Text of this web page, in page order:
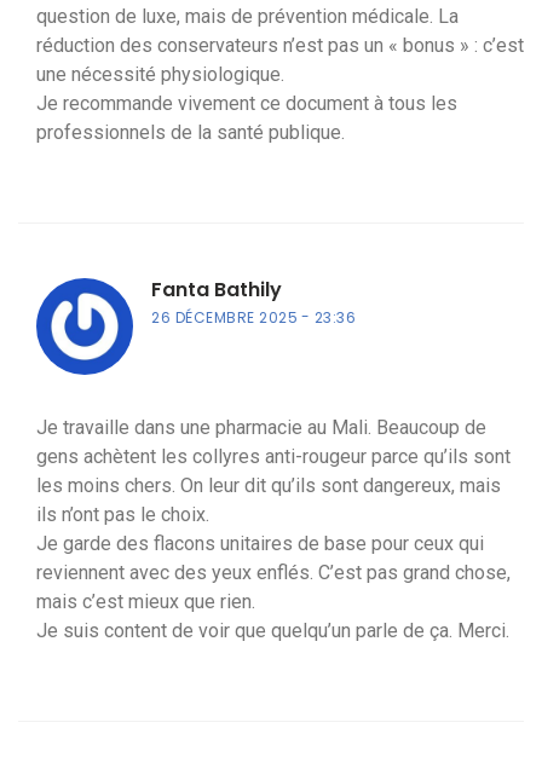
question de luxe, mais de prévention médicale. La
réduction des conservateurs n’est pas un « bonus » : c’est
une nécessité physiologique.
Je recommande vivement ce document à tous les
professionnels de la santé publique.
Fanta Bathily
26 DÉCEMBRE 2025 23:36
Je travaille dans une pharmacie au Mali. Beaucoup de
gens achètent les collyres anti-rougeur parce qu’ils sont
les moins chers. On leur dit qu’ils sont dangereux, mais
ils n’ont pas le choix.
Je garde des flacons unitaires de base pour ceux qui
reviennent avec des yeux enflés. C’est pas grand chose,
mais c’est mieux que rien.
Je suis content de voir que quelqu’un parle de ça. Merci.